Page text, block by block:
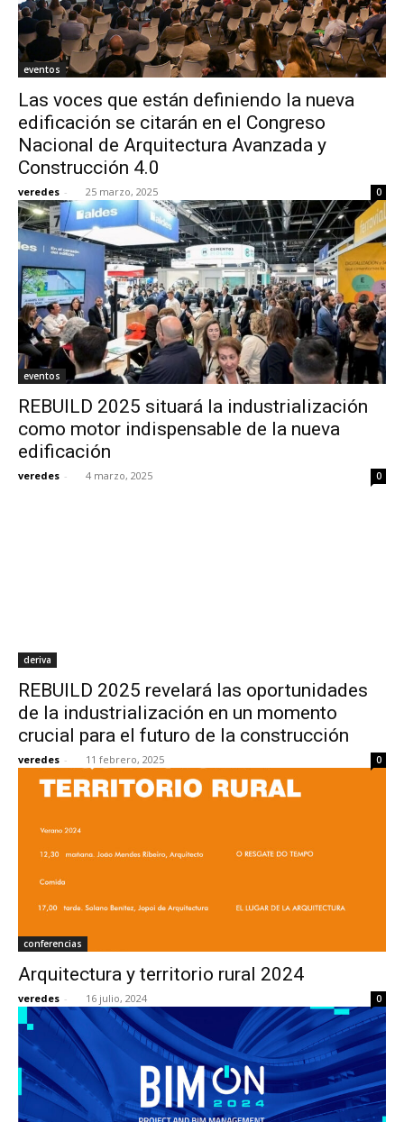
eventos
Las voces que están definiendo la nueva
edificación se citarán en el Congreso
Nacional de Arquitectura Avanzada y
Construcción 4.0
veredes - 25 marzo, 2025 0
eventos
REBUILD 2025 situará la industrialización
como motor indispensable de la nueva
edificación
veredes - 4 marzo, 2025 0
deriva
REBUILD 2025 revelará las oportunidades
de la industrialización en un momento
crucial para el futuro de la construcción
veredes - 11 febrero, 2025 0
conferencias
Arquitectura y territorio rural 2024
veredes - 16 julio, 2024 0